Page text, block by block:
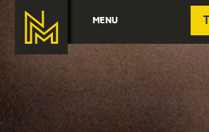
MENU